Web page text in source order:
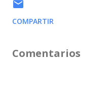
COMPARTIR
Comentarios